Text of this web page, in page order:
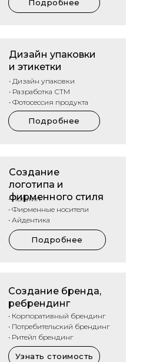
Подробнее
Дизайн упаковки
и этикетки
• Дизайн упаковки
• Разработка СТМ
• Фотосессия продукта
Создание
логотипа и
фирменного стиля
Подробнее
Подробнее
• Логотип
• Фирменные носители
• Айдентика
Узнать стоимость
Создание бренда,
ребрендинг
• Корпоративный брендинг
• Потребительский брендинг
• Ритейл брендинг